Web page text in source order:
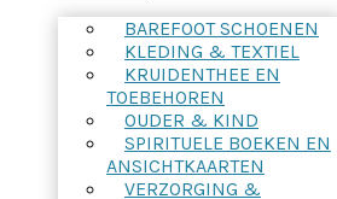
BAREFOOT SCHOENEN
KLEDING & TEXTIEL
KRUIDENTHEE EN
TOEBEHOREN
OUDER & KIND
SPIRITUELE BOEKEN EN
ANSICHTKAARTEN
VERZORGING &